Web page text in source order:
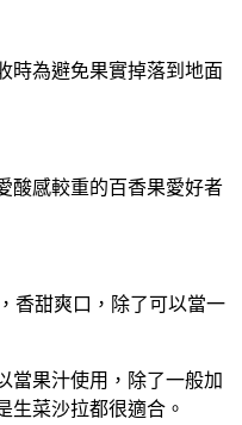
時為避免果實掉落到地面
酸感較重的百香果愛好者
香甜爽口，除了可以當一
當果汁使用，除了一般加
生菜沙拉都很適合。